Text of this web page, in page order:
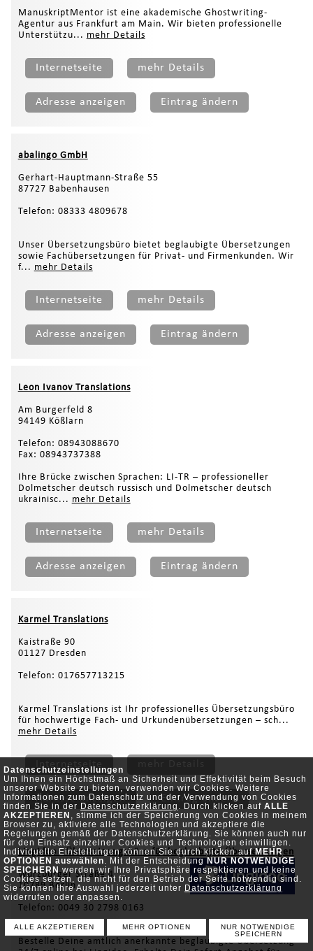
Datenschutzeinstellungen
Um Ihnen ein Höchstmaß an Sicherheit und Effektivität beim Besuch
unserer Website zu bieten, verwenden wir Cookies. Weitere
Informationen zum Datenschutz und der Verwendung von Cookies
finden Sie in der Datenschutzerklärung . Durch klicken auf ALLE
AKZEPTIEREN , stimme ich der Speicherung von Cookies in meinem
Browser zu, aktiviere alle Technologien und akzeptiere die
Regelungen gemäß der Datenschutzerklärung. Sie können auch nur
für den Einsatz einzelner Cookies und Technologien einwilligen.
Individuelle Einstellungen können Sie durch klicken aufMEHR
OPTIONEN auswählen. Mit der EntscheidungNUR NOTWENDIGE
SPEICHERNwerden wir Ihre Privatsphäre respektieren und keine
Cookies setzen, die nicht für den Betrieb der Seite notwendig sind.
Sie können Ihre Auswahl jederzeit unter Datenschutzerklärung
widerrufen oder anpassen.
ALLE AKZEPTIEREN MEHR OPTIONEN
NUR NOTWENDIGE
SPEICHERN
ManuskriptMentor ist eine akademische Ghostwriting-
Agentur aus Frankfurt am Main. Wir bieten professionelle
Unterstützu... mehr Details
Internetseite mehr Details
Adresse anzeigen Eintrag ändern
abalingo GmbH
Gerhart-Hauptmann-Straße 55
87727 Babenhausen
Telefon: 08333 4809678
Unser Übersetzungsbüro bietet beglaubigte Übersetzungen
sowie Fachübersetzungen für Privat- und Firmenkunden. Wir
f... mehr Details
Internetseite mehr Details
Adresse anzeigen Eintrag ändern
Leon Ivanov Translations
Am Burgerfeld 8
94149 Kößlarn
Telefon: 08943088670
Fax: 08943737388
Ihre Brücke zwischen Sprachen: LI-TR – professioneller
Dolmetscher deutsch russisch und Dolmetscher deutsch
ukrainisc... mehr Details
Internetseite mehr Details
Adresse anzeigen Eintrag ändern
Karmel Translations
Kaistraße 90
01127 Dresden
Telefon: 017657713215
Karmel Translations ist Ihr professionelles Übersetzungsbüro
für hochwertige Fach- und Urkundenübersetzungen – sch...
mehr Details
Internetseite
Adresse anzeigen Eintrag ändern
Lingidoo - Übersetzungsbüro für beglaubigte Übersetzungen
Würzburger Straße 4
10789 Berlin
Telefon: 0049 30 2798 0163
Bestelle Deine amtlich anerkannte beglaubigte Übersetzung